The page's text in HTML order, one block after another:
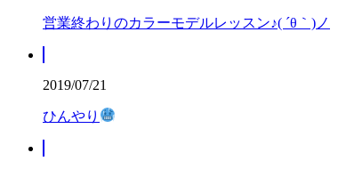
営業終わりのカラーモデルレッスン♪( ´θ｀)ノ
2019/07/21
ひんやり